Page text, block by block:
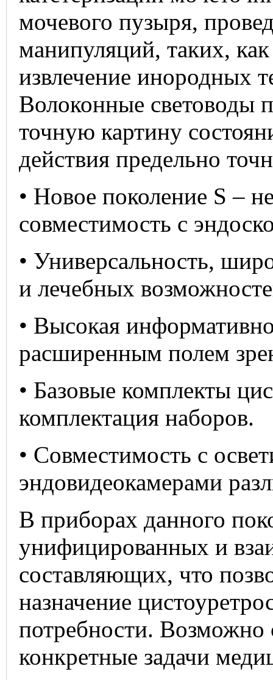
мочевого пузыря,
манипуляций, таких,
извлечение инородных
Волоконные световоды
точную картину
действия предельно
• Новое поколение S –
совместимость с
• Универсальность,
и лечебных
• Высокая
расширенным полем
• Базовые комплекты
комплектация наборов.
• Совместимость с
эндовидеокамерами
В приборах данного
унифицированных и
составляющих, что
назначение
потребности. Возможно
конкретные задачи